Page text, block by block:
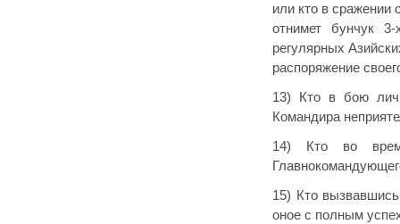
или кто в сражении
отнимет бунчук
регулярных
распоряжение
13) Кто в бою
Командира
14) Кто во
15) Кто
оное с полным